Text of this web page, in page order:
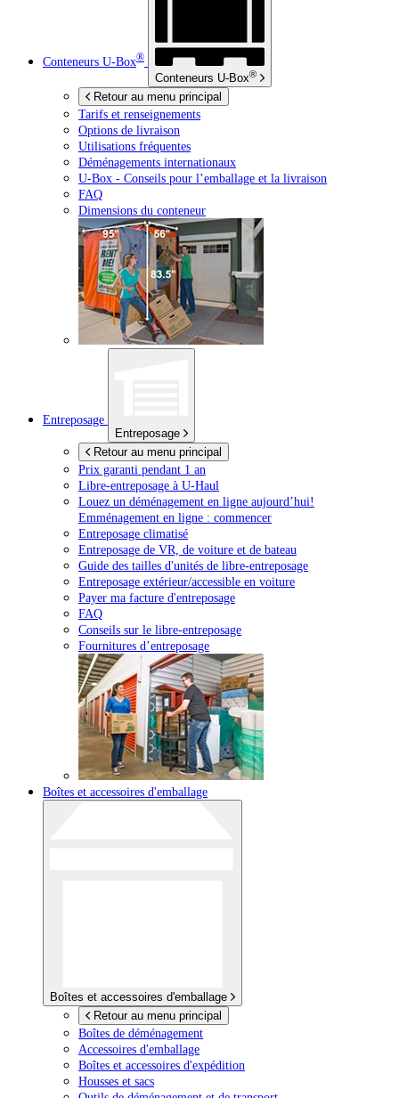
Conteneurs U-Box®
Conteneurs U-Box®
Retour au menu principal
Tarifs et renseignements
Options de livraison
Utilisations fréquentes
Déménagements internationaux
U-Box - Conseils pour l’emballage et la livraison
FAQ
Dimensions du conteneur
Entreposage
Entreposage
Retour au menu principal
Prix garanti pendant 1 an
Libre-entreposage à U-Haul
Louez un déménagement en ligne aujourd’hui!
Emménagement en ligne : commencer
Entreposage climatisé
Entreposage de VR, de voiture et de bateau
Guide des tailles d'unités de libre-entreposage
Entreposage extérieur/accessible en voiture
Payer ma facture d'entreposage
FAQ
Conseils sur le libre-entreposage
Fournitures d’entreposage
Boîtes et accessoires d'emballage
Boîtes et accessoires d'emballage
Retour au menu principal
Boîtes de déménagement
Accessoires d'emballage
Boîtes et accessoires d'expédition
Housses et sacs